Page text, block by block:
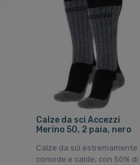
Calze da sci Accezzi
Merino 50, 2 paia, nero
Calze da sci estremamente
comode e calde, con 50% di